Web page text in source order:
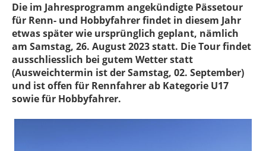
Die im Jahresprogramm angekündigte Pässetour
für Renn- und Hobbyfahrer findet in diesem Jahr
etwas später wie ursprünglich geplant, nämlich
am Samstag, 26. August 2023 statt. Die Tour findet
ausschliesslich bei gutem Wetter statt
(Ausweichtermin ist der Samstag, 02. September)
und ist offen für Rennfahrer ab Kategorie U17
sowie für Hobbyfahrer.